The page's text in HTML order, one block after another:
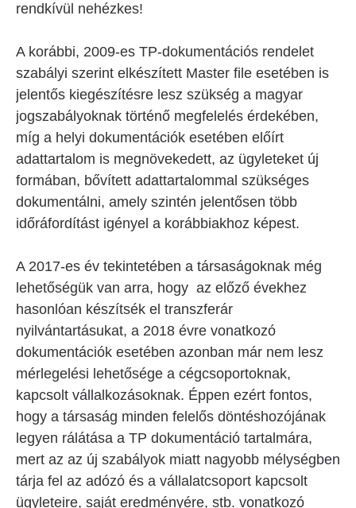
rendkívül nehézkes!
A korábbi, 2009-es TP-dokumentációs rendelet
szabályi szerint elkészített Master file esetében is
jelentős kiegészítésre lesz szükség a magyar
jogszabályoknak történő megfelelés érdekében,
míg a helyi dokumentációk esetében előírt
adattartalom is megnövekedett, az ügyleteket új
formában, bővített adattartalommal szükséges
dokumentálni, amely szintén jelentősen több
időráfordítást igényel a korábbiakhoz képest.
A 2017-es év tekintetében a társaságoknak még
lehetőségük van arra, hogy az előző évekhez
hasonlóan készítsék el transzferár
nyilvántartásukat, a 2018 évre vonatkozó
dokumentációk esetében azonban már nem lesz
mérlegelési lehetősége a cégcsoportoknak,
kapcsolt vállalkozásoknak. Éppen ezért fontos,
hogy a társaság minden felelős döntéshozójának
legyen rálátása a TP dokumentáció tartalmára,
mert az az új szabályok miatt nagyobb mélységben
tárja fel az adózó és a vállalatcsoport kapcsolt
ügyleteire, saját eredményére, stb. vonatkozó